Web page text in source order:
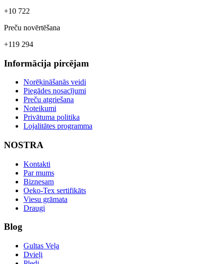
+10 722
Preču novērtēšana
+119 294
Informācija pircējam
Norēķināšanās veidi
Piegādes nosacījumi
Preču atgriešana
Noteikumi
Privātuma politika
Lojalitātes programma
NOSTRA
Kontakti
Par mums
Biznesam
Oeko-Tex sertifikāts
Viesu grāmata
Draugi
Blog
Gultas Veļa
Dvieļi